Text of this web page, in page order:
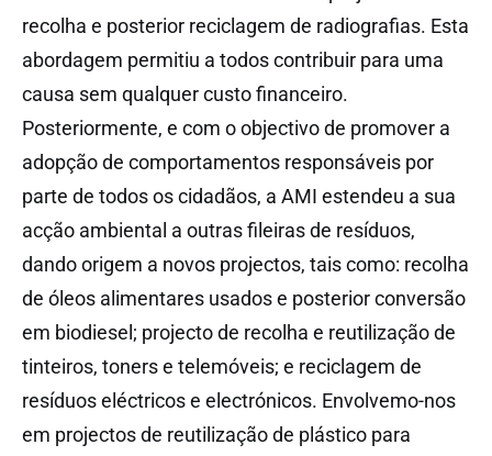
recolha e posterior reciclagem de radiografias. Esta
abordagem permitiu a todos contribuir para uma
causa sem qualquer custo financeiro.
Posteriormente, e com o objectivo de promover a
adopção de comportamentos responsáveis por
parte de todos os cidadãos, a AMI estendeu a sua
acção ambiental a outras fileiras de resíduos,
dando origem a novos projectos, tais como: recolha
de óleos alimentares usados e posterior conversão
em biodiesel; projecto de recolha e reutilização de
tinteiros, toners e telemóveis; e reciclagem de
resíduos eléctricos e electrónicos. Envolvemo-nos
em projectos de reutilização de plástico para